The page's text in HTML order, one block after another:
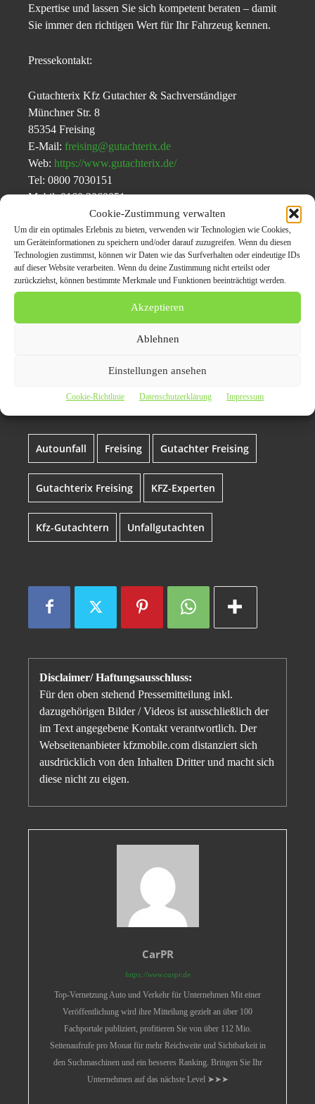
Cookie-Zustimmung verwalten
Um dir ein optimales Erlebnis zu bieten, verwenden wir Technologien wie Cookies,
um Geräteinformationen zu speichern und/oder darauf zuzugreifen. Wenn du diesen
Technologien zustimmst, können wir Daten wie das Surfverhalten oder eindeutige IDs
auf dieser Website verarbeiten. Wenn du deine Zustimmung nicht erteilst oder
zurückziehst, können bestimmte Merkmale und Funktionen beeinträchtigt werden.
Akzeptieren
Ablehnen
Einstellungen ansehen
Cookie-Richtlinie Datenschutzerklärung Impressum
Expertise und lassen Sie sich kompetent beraten – damit
Sie immer den richtigen Wert für Ihr Fahrzeug kennen.
Pressekontakt:
Gutachterix Kfz Gutachter & Sachverständiger
Münchner Str. 8
85354 Freising
E-Mail: freising@gutachterix.de
Web: https://www.gutachterix.de/
Tel: 0800 7030151
Mobil: 0160 2060051
Originalinhalt von Gutachterix-de, veröffentlicht unter dem Titel “ Gutachterix
Freising – Ihr zuverlässiger Partner für Fahrzeugbewertungen
„, übermittelt
durchCarPr.de
zuverlässiger Partner für
Fahrzeugbewertungen
Autounfall Freising Gutachter Freising
Gutachterix Freising KFZ-Experten
Kfz-Gutachtern Unfallgutachten
Disclaimer/ Haftungsausschluss:
Für den oben stehend Pressemitteilung inkl.
dazugehörigen Bilder / Videos ist ausschließlich der
im Text angegebene Kontakt verantwortlich. Der
Webseitenanbieter kfzmobile.com distanziert sich
ausdrücklich von den Inhalten Dritter und macht sich
diese nicht zu eigen.
CarPR
https://www.carpr.de
Top-Vernetzung Auto und Verkehr für Unternehmen Mit einer
Veröffentlichung wird ihre Mitteilung gezielt an über 100
Fachportale publiziert, profitieren Sie von über 112 Mio.
Seitenaufrufe pro Monat für mehr Reichweite und Sichtbarkeit in
den Suchmaschinen und ein besseres Ranking. Bringen Sie Ihr
Unternehmen auf das nächste Level ➤➤➤